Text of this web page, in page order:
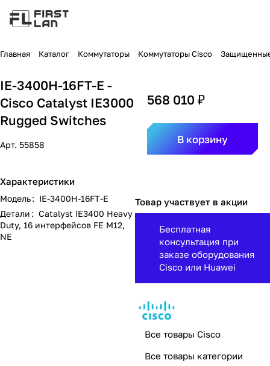
Главная Каталог Коммутаторы Коммутаторы Cisco
IE-3400H-16FT-E -
Cisco Catalyst IE3000
Rugged Switches
Арт. 55858
Характеристики
Модель: IE-3400H-16FT-E
Детали: Catalyst IE3400 Heavy
Duty, 16 интерфейсов FE M12,
NE
568 010 ₽
В корзину
Товар участвует в акции
Бесплатная
консультация при
заказе оборудования
Cisco или Huawei
Все товары Cisco
Все товары категории